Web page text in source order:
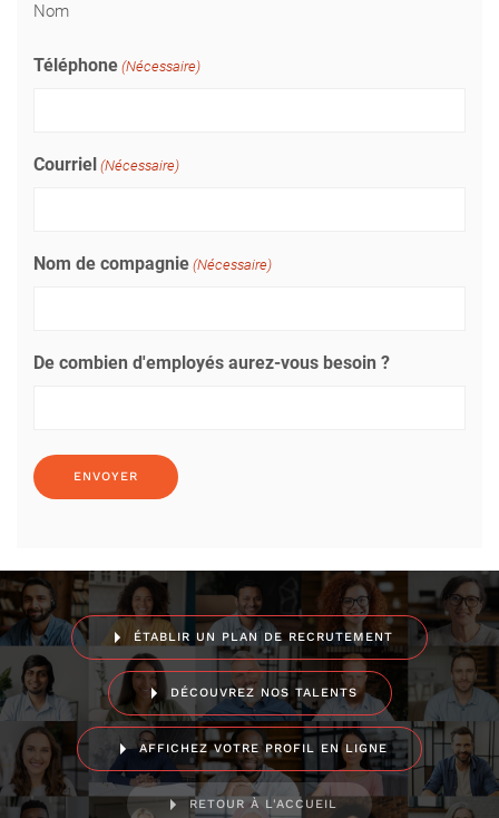
Nom
Téléphone (Nécessaire)
Courriel (Nécessaire)
Nom de compagnie (Nécessaire)
De combien d'employés aurez-vous besoin ?
ÉTABLIR UN PLAN DE RECRUTEMENT
DÉCOUVREZ NOS TALENTS
AFFICHEZ VOTRE PROFIL EN LIGNE
RETOUR À L'ACCUEIL